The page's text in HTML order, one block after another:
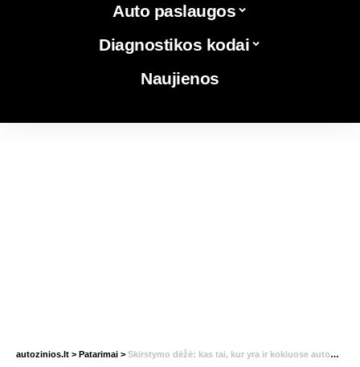
Auto paslaugos
Diagnostikos kodai
Naujienos
autozinios.lt > Patarimai > Skirstymo dėžė: kas tai, kur yra ir kokiuose automobiliuose būna?